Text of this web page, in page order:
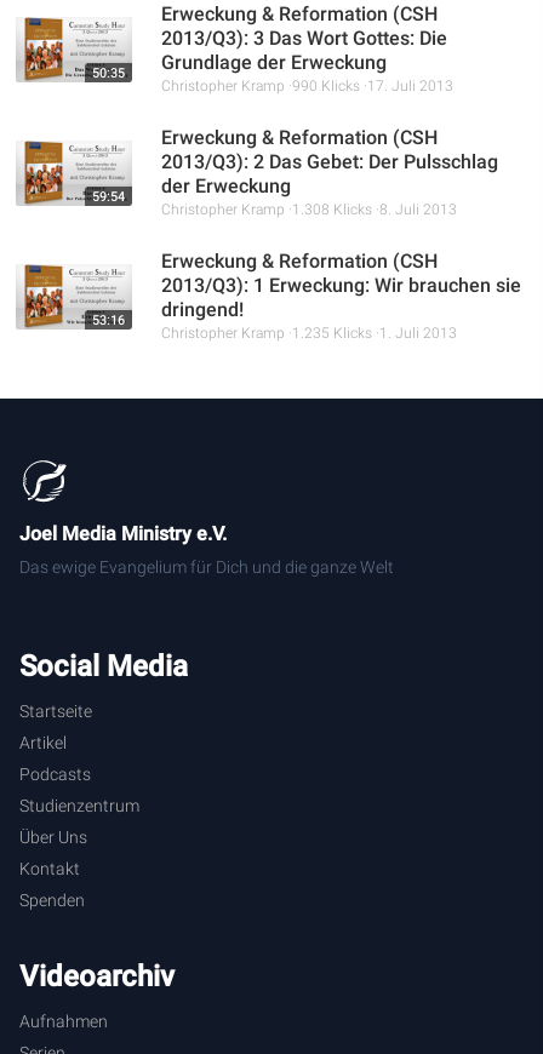
50:35
Erweckung & Reformation (CSH
2013/Q3): 3 Das Wort Gottes: Die
Grundlage der Erweckung
Christopher Kramp 990 Klicks 17. Juli 2013
59:54
Erweckung & Reformation (CSH
2013/Q3): 2 Das Gebet: Der Pulsschlag
der Erweckung
Christopher Kramp 1.308 Klicks 8. Juli 2013
53:16
Erweckung & Reformation (CSH
2013/Q3): 1 Erweckung: Wir brauchen sie
dringend!
Christopher Kramp 1.235 Klicks 1. Juli 2013
Joel Media Ministry e.V.
Das ewige Evangelium für Dich und die ganze Welt
Social Media
Startseite
Artikel
Podcasts
Studienzentrum
Über Uns
Kontakt
Spenden
Videoarchiv
Aufnahmen